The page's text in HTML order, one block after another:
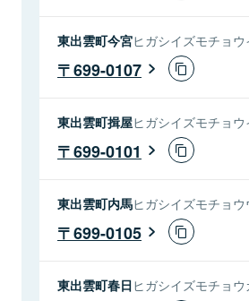
東出雲町今宮ヒガシイズモチョ
699-0107
東出雲町揖屋ヒガシイズモチョウ
699-0101
東出雲町内馬ヒガシイズモチョ
699-0105
東出雲町春日ヒガシイズモチョ